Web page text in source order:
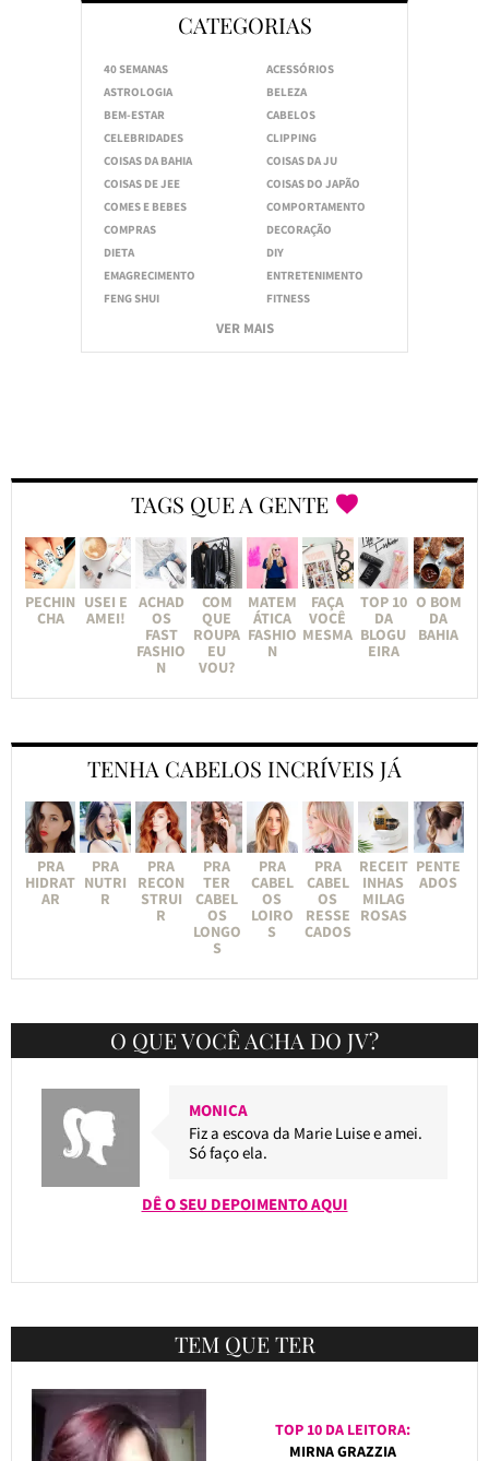
CATEGORIAS
40 SEMANAS
ACESSÓRIOS
ASTROLOGIA
BELEZA
BEM-ESTAR
CABELOS
CELEBRIDADES
CLIPPING
COISAS DA BAHIA
COISAS DA JU
COISAS DE JEE
COISAS DO JAPÃO
COMES E BEBES
COMPORTAMENTO
COMPRAS
DECORAÇÃO
DIETA
DIY
EMAGRECIMENTO
ENTRETENIMENTO
FENG SHUI
FITNESS
VER MAIS
TAGS QUE A GENTE
PECHIN
CHA
USEI E
AMEI!
ACHAD
OS
FAST
FASHIO
N
COM
QUE
ROUPA
EU
VOU?
MATEM
ÁTICA
FASHIO
N
FAÇA
VOCÊ
MESMA
TOP 10
DA
BLOGU
EIRA
O BOM
DA
BAHIA
TENHA CABELOS INCRÍVEIS JÁ
PRA
HIDRAT
AR
PRA
NUTRI
R
PRA
RECON
STRUI
R
PRA
TER
CABEL
OS
LONGO
S
PRA
CABEL
OS
LOIRO
S
PRA
CABEL
OS
RESSE
CADOS
RECEIT
INHAS
MILAG
ROSAS
PENTE
ADOS
O QUE VOCÊ ACHA DO JV?
MONICA
Fiz a escova da Marie Luise e amei.
Só faço ela.
DÊ O SEU DEPOIMENTO AQUI
TEM QUE TER
TOP 10 DA LEITORA:
MIRNA GRAZZIA